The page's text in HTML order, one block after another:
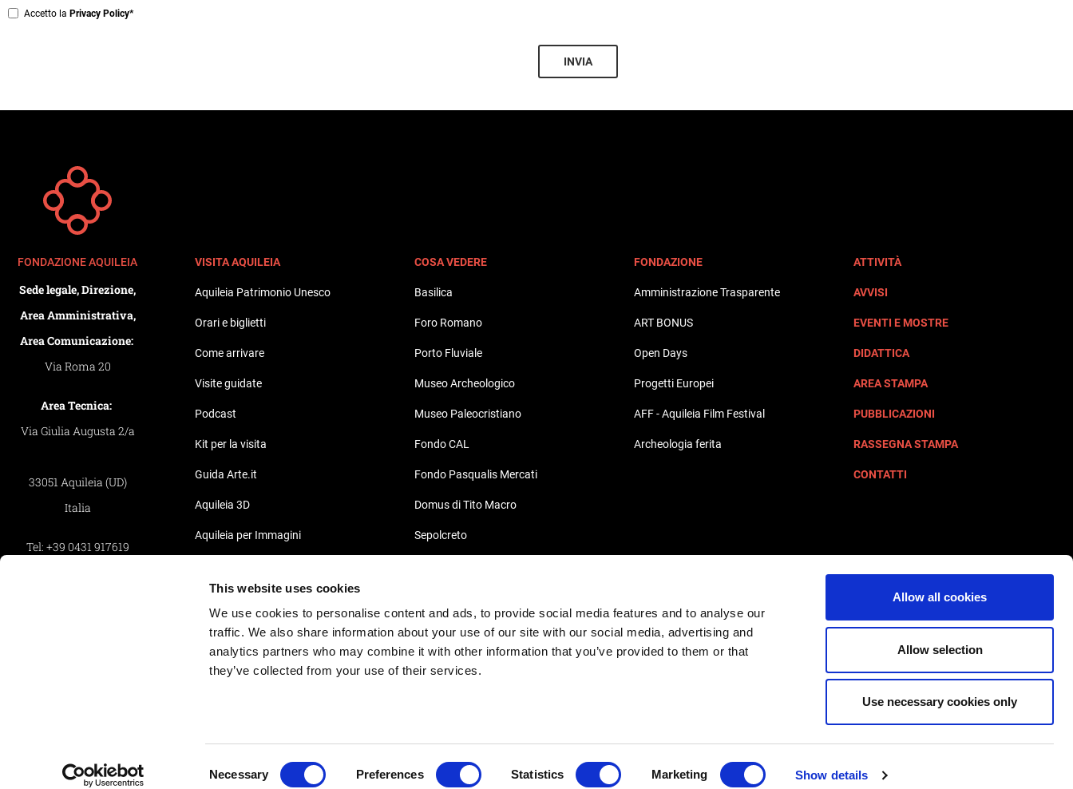
This website uses cookies
We use cookies to personalise content and ads, to provide social media features and to analyse our
traffic. We also share information about your use of our site with our social media, advertising and
analytics partners who may combine it with other information that you’ve provided to them or that
they’ve collected from your use of their services.
Necessary Preferences Statistics Marketing Show details
Allow all cookies
Allow selection
Use necessary cookies only
Privacy
Accetto la Privacy Policy*
INVIA
VISITA AQUILEIA
Aquileia Patrimonio Unesco
Orari e biglietti
Come arrivare
Visite guidate
Podcast
Kit per la visita
Guida Arte.it
Aquileia 3D
Aquileia per Immagini
COSA VEDERE
Basilica
Foro Romano
Porto Fluviale
Museo Archeologico
Museo Paleocristiano
Fondo CAL
Fondo Pasqualis Mercati
Domus di Tito Macro
Sepolcreto
Decumano di Aratria Galla
FONDAZIONE
Amministrazione Trasparente
ART BONUS
Open Days
Progetti Europei
AFF - Aquileia Film Festival
Archeologia ferita
ATTIVITÀ
AVVISI
EVENTI E MOSTRE
DIDATTICA
AREA STAMPA
PUBBLICAZIONI
RASSEGNA STAMPA
CONTATTI
FONDAZIONE AQUILEIA
Sede legale, Direzione,
Area Amministrativa,
Area Comunicazione:
Via Roma 20
Area Tecnica:
Via Giulia Augusta 2/a
33051 Aquileia (UD)
Italia
Tel: +39 0431 917619